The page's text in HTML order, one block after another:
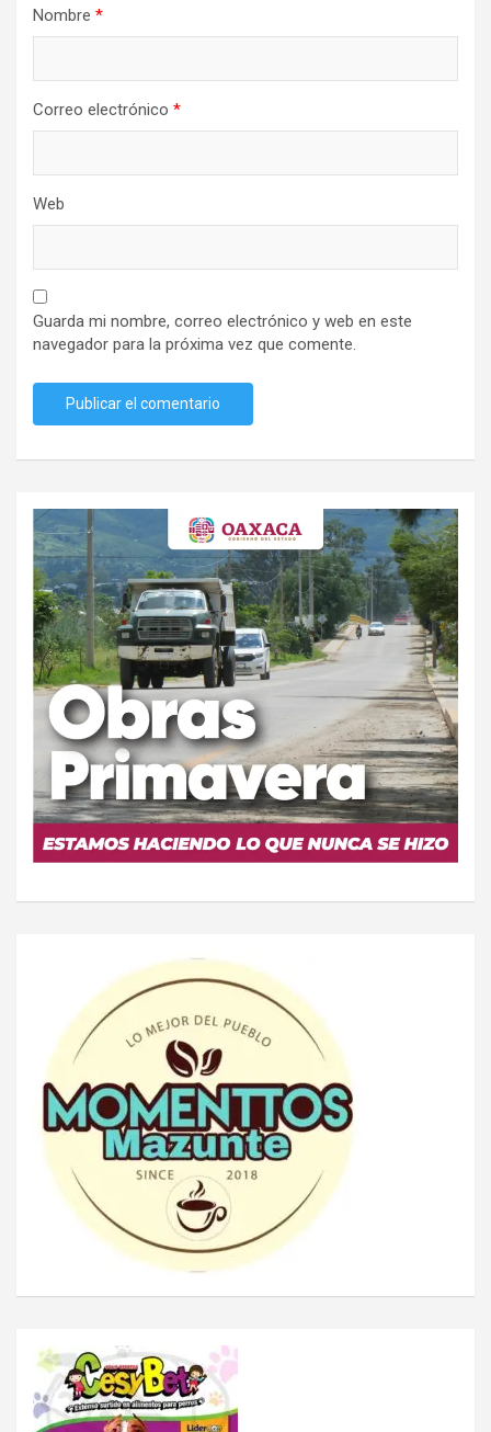
Nombre *
Correo electrónico *
Web
Guarda mi nombre, correo electrónico y web en este
navegador para la próxima vez que comente.